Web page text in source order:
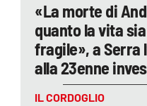
«La morte di
quanto la vita
fragile», a Serra
alla 23enne
IL CORDOGLIO